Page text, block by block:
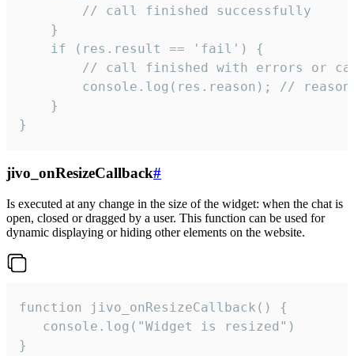
        // call finished successfully
    }
    if (res.result == 'fail') {
// call finished with errors or
console.log(res.reason); //
    }
}
jivo_onResizeCallback#
Is executed at any change in the size of the widget: when the chat is
open, closed or dragged by a user. This function can be used for
dynamic displaying or hiding other elements on the website.
function jivo_onResizeCallback() {
   console.log("Widget is resized")
}